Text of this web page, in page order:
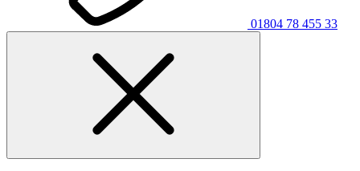
01804 78 455 33